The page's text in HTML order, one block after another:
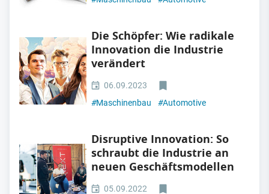
Die Schöpfer: Wie radikale
Innovation die Industrie
verändert
06.09.2023
#Maschinenbau #Automotive
Disruptive Innovation: So
schraubt die Industrie an
neuen Geschäftsmodellen
05.09.2022